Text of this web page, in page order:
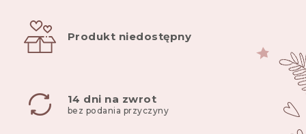
Produkt niedostępny
14 dni na zwrot
bez podania przyczyny